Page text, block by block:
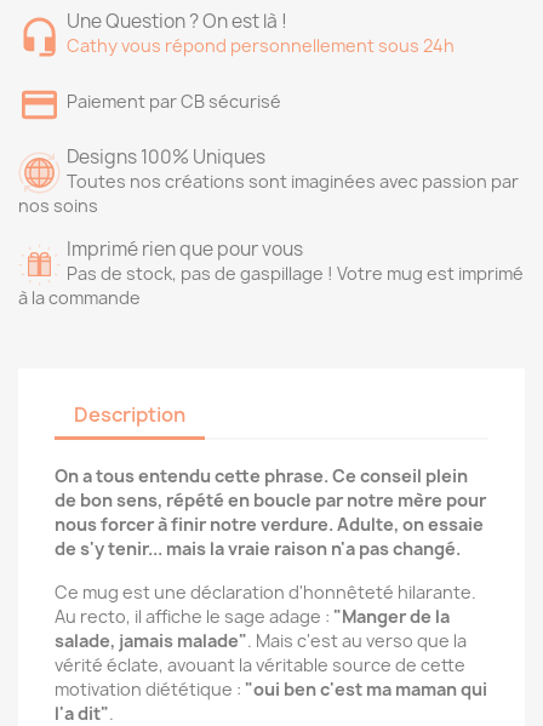
Une Question ? On est là !
Cathy vous répond personnellement sous 24h
Paiement par CB sécurisé
Designs 100% Uniques
Toutes nos créations sont imaginées avec passion par
nos soins
Imprimé rien que pour vous
Pas de stock, pas de gaspillage ! Votre mug est imprimé
à la commande
Description
On a tous entendu cette phrase. Ce conseil plein
de bon sens, répété en boucle par notre mère pour
nous forcer à finir notre verdure. Adulte, on essaie
de s'y tenir... mais la vraie raison n'a pas changé.
Ce mug est une déclaration d'honnêteté hilarante.
Au recto, il affiche le sage adage : "Manger de la
salade, jamais malade". Mais c'est au verso que la
vérité éclate, avouant la véritable source de cette
motivation diététique : "oui ben c'est ma maman qui
l'a dit".